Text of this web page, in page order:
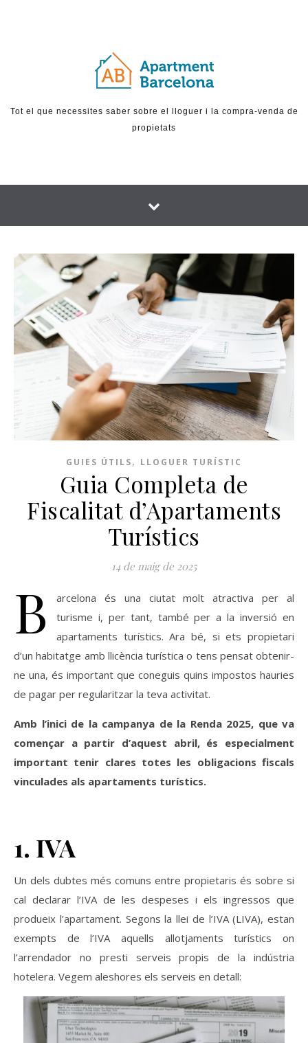
Tot el que necessites saber sobre el lloguer i la compra-venda de
propietats
GUIES ÚTILS, LLOGUER TURÍSTIC
Guia Completa de
Fiscalitat d’Apartaments
Turístics
14 de maig de 2025
B
arcelona és una ciutat molt atractiva per al
turisme i, per tant, també per a la inversió en
apartaments turístics. Ara bé, si ets propietari
d’un habitatge amb llicència turística o tens pensat obtenir-
ne una, és important que coneguis quins impostos hauries
de pagar per regularitzar la teva activitat.
Amb l’inici de la campanya de la Renda 2025, que va
començar a partir d’aquest abril, és especialment
important tenir clares totes les obligacions fiscals
vinculades als apartaments turístics.
1. IVA
Un dels dubtes més comuns entre propietaris és sobre si
cal declarar l’IVA de les despeses i els ingressos que
produeix l’apartament. Segons la llei de l’IVA (LIVA), estan
exempts de l’IVA aquells allotjaments turístics on
l’arrendador no presti serveis propis de la indústria
hotelera. Vegem aleshores els serveis en detall: